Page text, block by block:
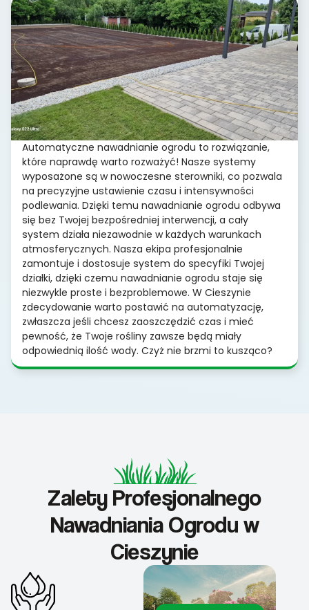
Automatyczne nawadnianie ogrodu to rozwiązanie,
które naprawdę warto rozważyć! Nasze systemy
wyposażone są w nowoczesne sterowniki, co pozwala
na precyzyjne ustawienie czasu i intensywności
podlewania. Dzięki temu nawadnianie ogrodu odbywa
się bez Twojej bezpośredniej interwencji, a cały
system działa niezawodnie w każdych warunkach
atmosferycznych. Nasza ekipa profesjonalnie
zamontuje i dostosuje system do specyfiki Twojej
działki, dzięki czemu nawadnianie ogrodu staje się
niezwykle proste i bezproblemowe. W Cieszynie
zdecydowanie warto postawić na automatyzację,
zwłaszcza jeśli chcesz zaoszczędzić czas i mieć
pewność, że Twoje rośliny zawsze będą miały
odpowiednią ilość wody. Czyż nie brzmi to kusząco?
Zalety Profesjonalnego
Nawadniania Ogrodu w
Cieszynie